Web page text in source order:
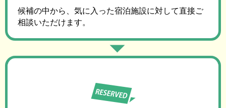
候補の中から、気に入った宿泊施設に対して直接ご
相談いただけます。